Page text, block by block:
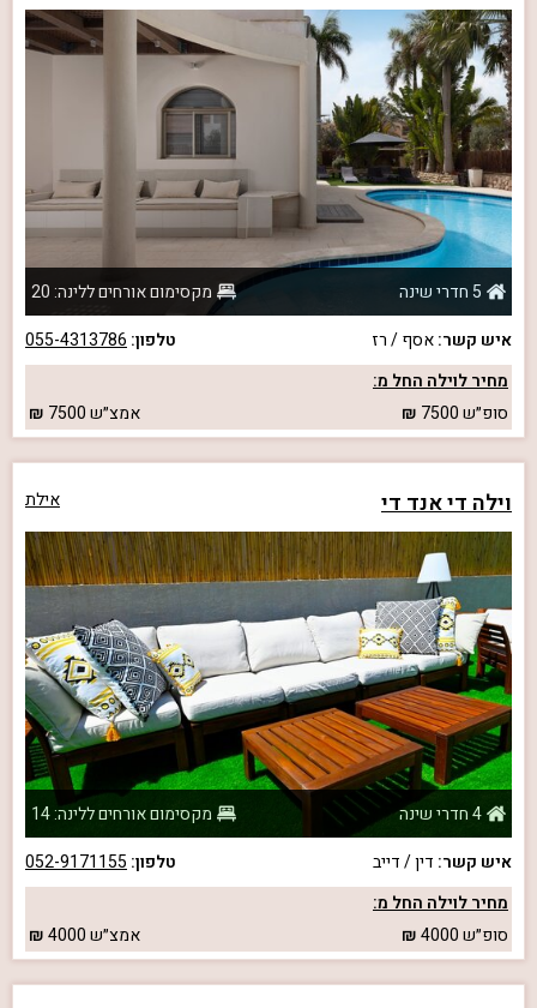
5 חדרי שינה
מקסימום אורחים ללינה: 20
איש קשר:אסף / רז טלפון: 055-4313786
מחיר לוילה החל מ:
סופ״ש7500 אמצ״ש7500
וילה די אנד די אילת
4 חדרי שינה
מקסימום אורחים ללינה: 14
איש קשר: דין / דייב טלפון: 052-9171155
מחיר לוילה החל מ:
סופ״ש4000 אמצ״ש4000